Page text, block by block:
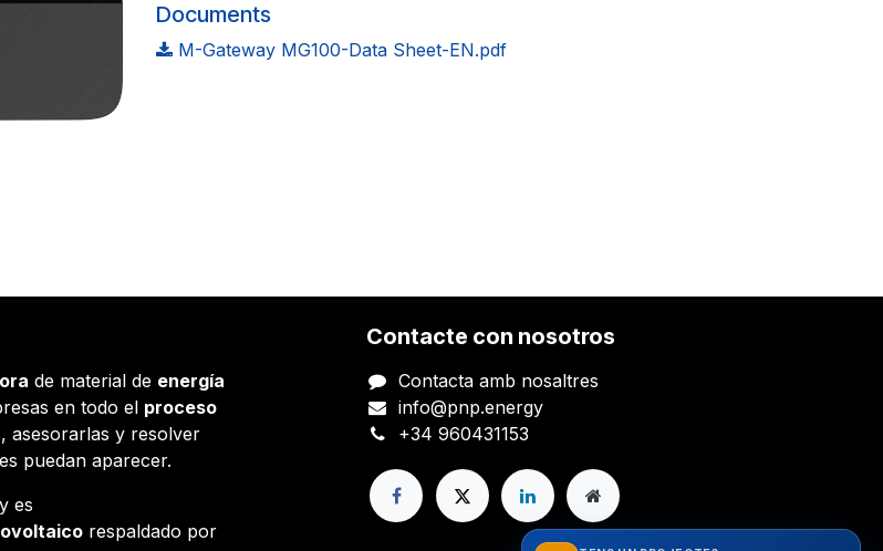
Documents
M-Gateway MG100-Data Sheet-EN.pdf
de material de energía
en todo el proceso
asesorarlas y resolver
puedan aparecer.
es
respaldado por
Contacte con nosotros
Contacta amb nosaltres
info@pnp.energy
+34 960431153